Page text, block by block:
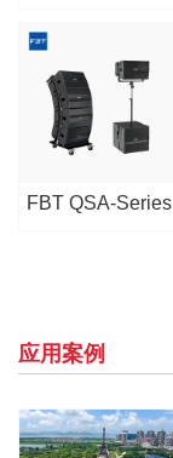
FBT QSA-Series
应用案例